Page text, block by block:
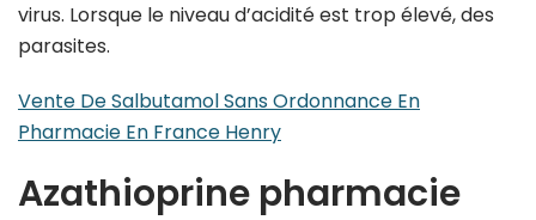
virus. Lorsque le niveau d’acidité est trop élevé, des
parasites.
Vente De Salbutamol Sans Ordonnance En
Pharmacie En France Henry
Azathioprine pharmacie